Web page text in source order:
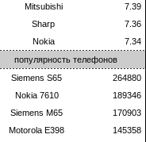
Mitsubishi
7.39
Sharp
7.36
Nokia
7.34
популярность телефонов
Siemens S65
264880
Nokia 7610
189346
Siemens M65
170903
Motorola E398
145358